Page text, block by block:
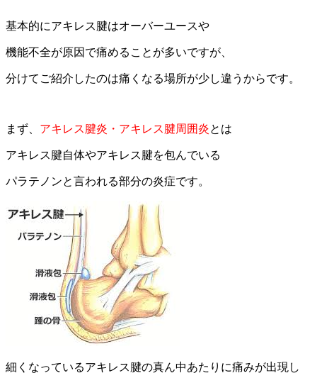
基本的にアキレス腱はオーバーユースや
機能不全が原因で痛めることが多いですが、
分けてご紹介したのは痛くなる場所が少し違うからです。
まず、 アキレス腱炎・アキレス腱周囲炎とは
アキレス腱自体やアキレス腱を包んでいる
パラテノンと言われる部分の炎症です。
細くなっているアキレス腱の真ん中あたりに痛みが出現し